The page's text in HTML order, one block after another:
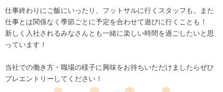
仕事終わりにご飯にいったり、フットサルに行くスタッフも。また
仕事とは関係なく季節ごとに予定を合わせて遊びに行くことも！
新しく入社されるみなさんとも一緒に楽しい時間を過ごしたいと思
っています！
当社での働き方・職場の様子に興味をお持ちいただけましたらぜひ
プレエントリーしてください！